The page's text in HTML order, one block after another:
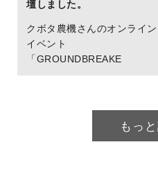
壇しました。
クボタ農機さんのオンライン
イベント
「GROUNDBREAKE
もっ